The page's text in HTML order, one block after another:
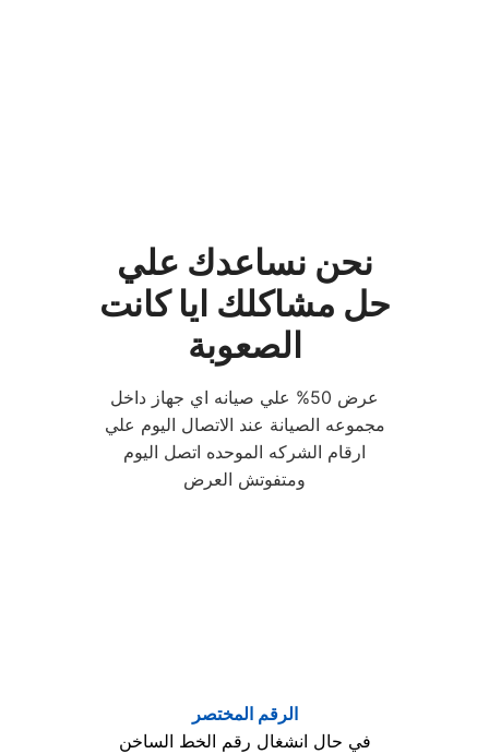
نحن نساعدك علي
حل مشاكلك ايا كانت
الصعوبة
عرض 50% علي صيانه اي جهاز داخل
مجموعه الصيانة عند الاتصال اليوم علي
ارقام الشركه الموحده اتصل اليوم
ومتفوتش العرض
الرقم المختصر
في حال انشغال رقم الخط الساخن